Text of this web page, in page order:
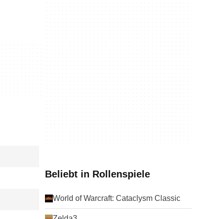
Beliebt in Rollenspiele
World of Warcraft: Cataclysm Classic